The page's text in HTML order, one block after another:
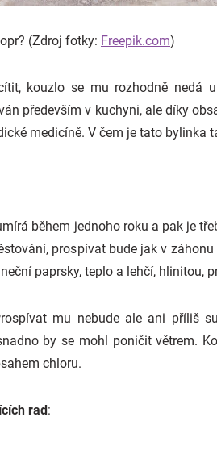
(Zdroj fotky: Freepik.com)
kouzlo se mu rozhodně nedá
především v kuchyni, ale díky
medicíně. V čem je tato bylinka
během jednoho roku a pak je
prospívat bude jak v
paprsky, teplo a lehčí, hlinitou,
mu nebude ale ani příliš
by se mohl poničit větrem.
chloru.
rad: